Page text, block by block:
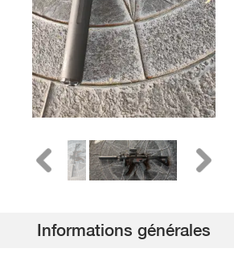
Informations générales